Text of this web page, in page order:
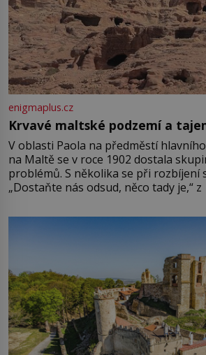
enigmaplus.cz
Krvavé maltské podzemí a
V oblasti Paola na předměstí
na Maltě se v roce 1902 dostala
problémů. S několika se při rozbíjení
„Dostaňte nás odsud, něco tady je,“ z